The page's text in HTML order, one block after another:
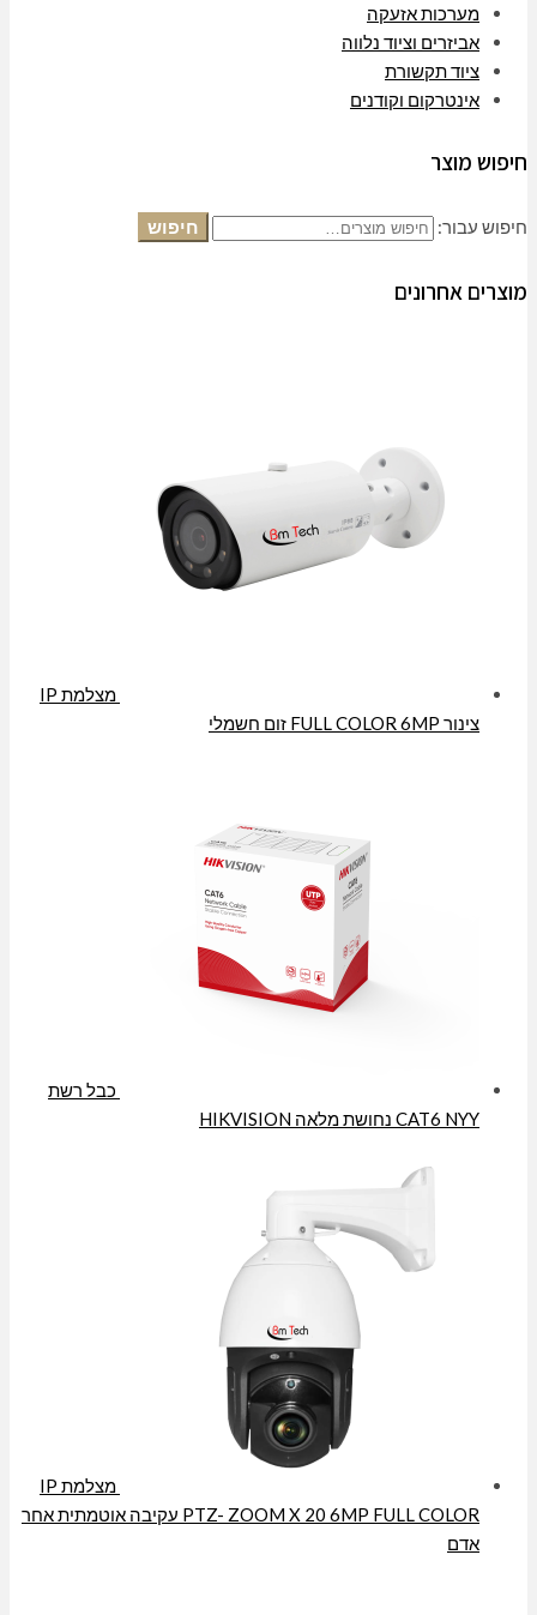
מערכות אזעקה
אביזרים וציוד נלווה
ציוד תקשורת
אינטרקום וקודנים
חיפוש מוצר
חיפוש עבור: חיפוש
מוצרים אחרונים
מצלמת IP
צינור FULL COLOR 6MP זום חשמלי
כבל רשת
CAT6 NYY נחושת מלאה HIKVISION
מצלמת IP
PTZ- ZOOM X 20 6MP FULL COLOR עקיבה אוטמתית אחר
אדם